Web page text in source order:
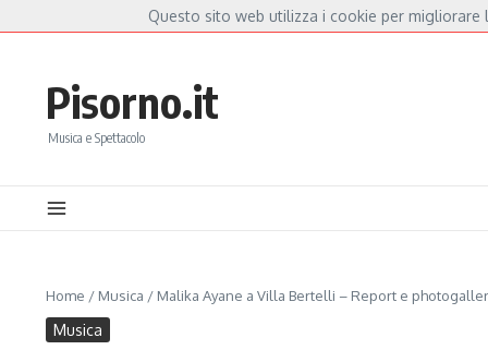
a Capannori nasce “Anime Salve”: la data zero è un atto d’amore per De
Pisorno.it
Musica e Spettacolo
Home / Musica / Malika Ayane a Villa Bertelli – Report e
Musica
Questo sito web utilizza i cookie per